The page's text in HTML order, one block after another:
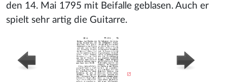
den 14. Mai 1795 mit Beifalle geblasen. Auch er
spielt sehr artig die Guitarre.